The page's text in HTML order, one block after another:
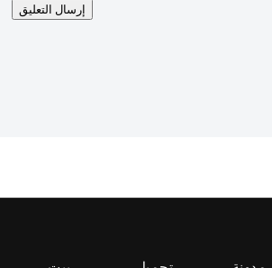
إرسال التعليق